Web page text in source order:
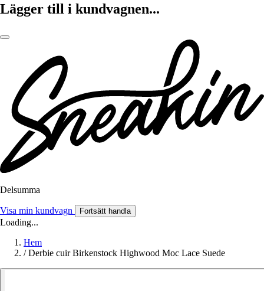
Lägger till i kundvagnen...
Delsumma
Visa min kundvagn Fortsätt handla
Loading...
Hem
/ Derbie cuir Birkenstock Highwood Moc Lace Suede